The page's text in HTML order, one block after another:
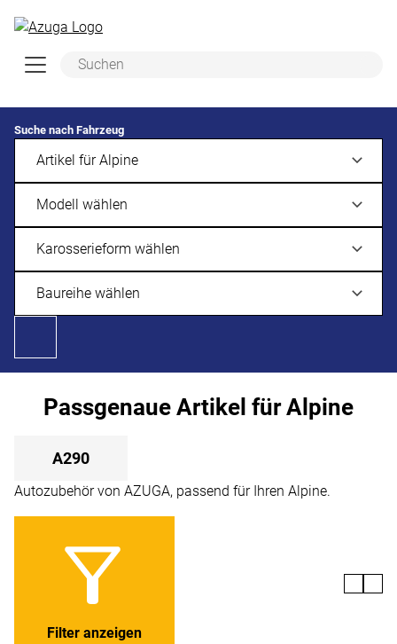
Suche nach Fahrzeug
Passgenaue Artikel für Alpine
A290
Autozubehör von AZUGA, passend für Ihren Alpine.
Filter anzeigen